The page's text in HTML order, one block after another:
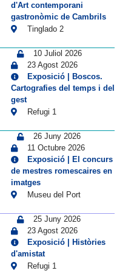
d'Art contemporani
gastronòmic de Cambrils
Tinglado 2
10 Juliol 2026
23 Agost 2026
Exposició | Boscos.
Cartografies del temps i del
gest
Refugi 1
26 Juny 2026
11 Octubre 2026
Exposició | El concurs
de mestres romescaires en
imatges
Museu del Port
25 Juny 2026
23 Agost 2026
Exposició | Històries
d'amistat
Refugi 1